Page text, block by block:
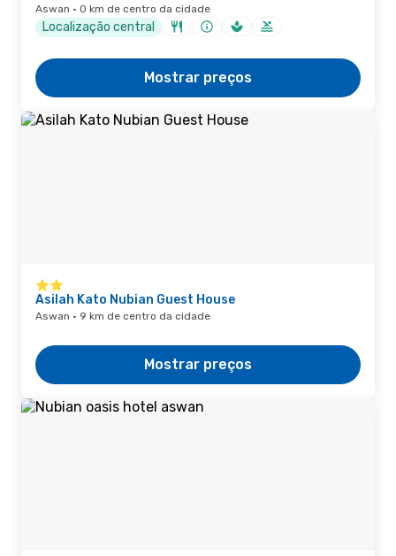
Aswan · 0 km de centro da cidade
Localização central
Mostrar preços
Asilah Kato Nubian Guest House
Aswan · 9 km de centro da cidade
Mostrar preços